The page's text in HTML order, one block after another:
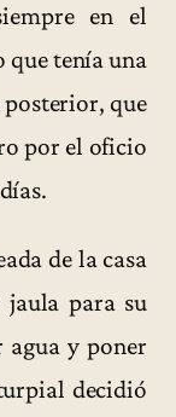
en el
que tenía una
que
por el oficio
de la casa
para su
y poner
decidió